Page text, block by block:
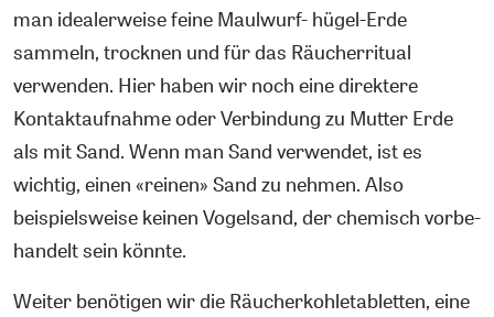
man idealerweise feine Maulwurf- hügel-Erde
sammeln, trocknen und für das Räucherritual
verwenden. Hier haben wir noch eine direktere
Kontaktaufnahme oder Verbindung zu Mutter Erde
als mit Sand. Wenn man Sand verwendet, ist es
wichtig, einen «reinen» Sand zu nehmen. Also
beispielsweise keinen Vogelsand, der chemisch vorbe-
handelt sein könnte.
Weiter benötigen wir die Räucherkohletabletten, eine